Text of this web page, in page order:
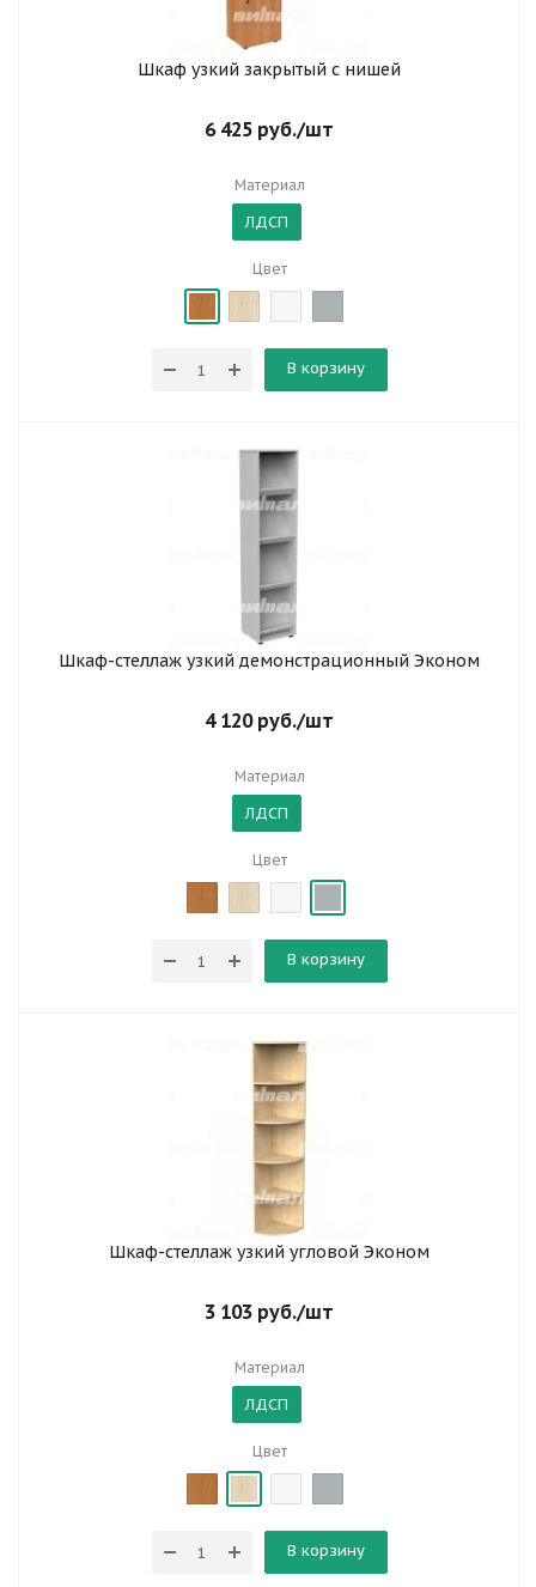
Шкаф узкий закрытый с нишей
6 425 руб./шт
Материал
ЛДСП
Цвет
В корзину
Шкаф-стеллаж узкий демонстрационный Эконом
4 120руб./шт
Материал
ЛДСП
Цвет
В корзину
Шкаф-стеллаж узкий угловой Эконом
3 103 руб./шт
Материал
ЛДСП
Цвет
В корзину